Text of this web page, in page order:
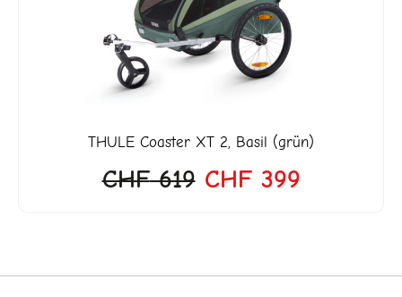
THULE Coaster XT 2, Basil (grün)
CHF619
CHF 619
CHF399